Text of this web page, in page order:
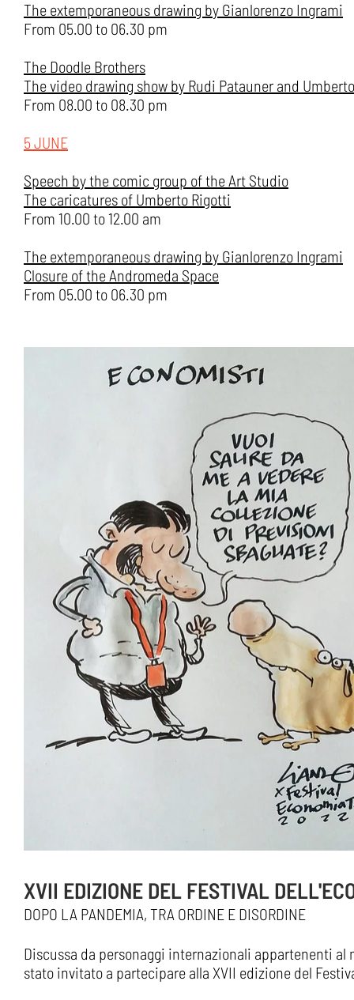
The extemporaneous drawing by Gianlorenzo Ingrami
From 05.00 to 06.30 pm
The Doodle Brothers
The video drawing show by Rudi Patauner and
From 08.00 to 08.30 pm
5 JUNE
Speech by the comic group of the Art Studio
The caricatures of Umberto Rigotti
From 10.00 to 12.00 am
The extemporaneous drawing by Gianlorenzo Ingrami
Closure of the Andromeda Space
From 05.00 to 06.30 pm
XVII EDIZIONE DEL FESTIVAL
DOPO LA PANDEMIA, TRA ORDINE E DISORDINE
Discussa da personaggi internazionali appartenenti al
stato invitato a partecipare alla XVII edizione del